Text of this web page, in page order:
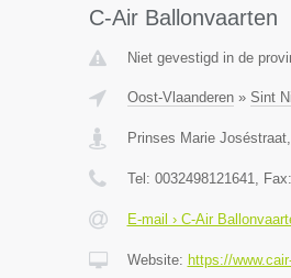
C-Air Ballonvaarten
Niet gevestigd in de
Oost-Vlaanderen» Sint
Prinses Marie
Tel: 0032498121641, Fax:
E-mail › C-Air
Website: https://